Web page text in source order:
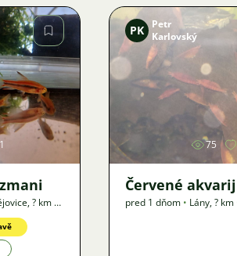
1
,? km •
PK
Petr
Karlovský
75
Červené
pred 1 dňom • Lány,? km